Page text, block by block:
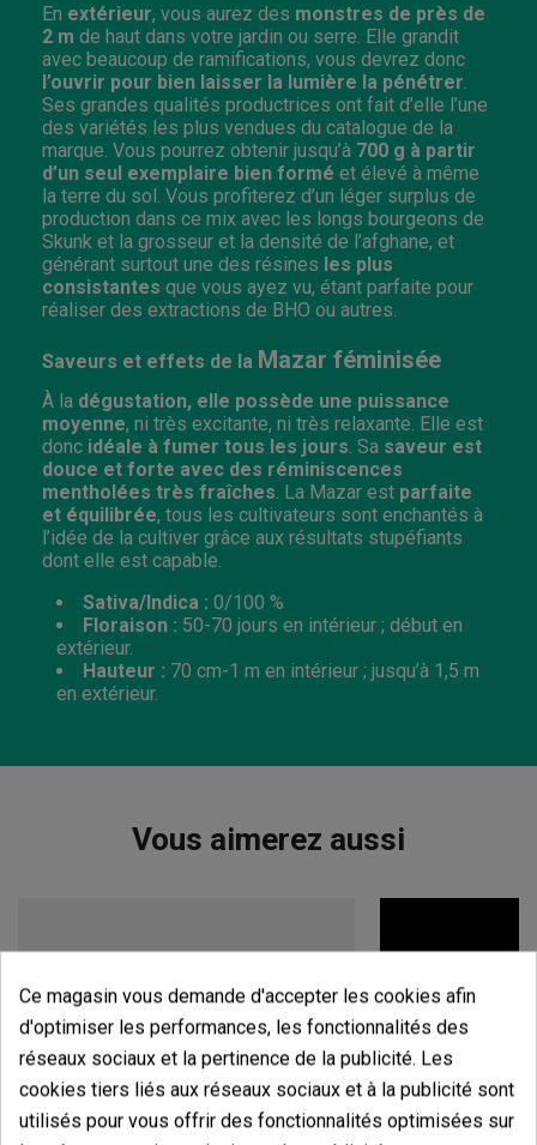
En extérieur, vous aurez des monstres de près de
2 m de haut dans votre jardin ou serre. Elle grandit
avec beaucoup de ramifications, vous devrez donc
l’ouvrir pour bien laisser la lumière la pénétrer.
Ses grandes qualités productrices ont fait d’elle l’une
des variétés les plus vendues du catalogue de la
marque. Vous pourrez obtenir jusqu’à 700 g à partir
d’un seul exemplaire bien formé et élevé à même
la terre du sol. Vous profiterez d’un léger surplus de
production dans ce mix avec les longs bourgeons de
Skunk et la grosseur et la densité de l’afghane, et
générant surtout une des résines les plus
consistantes que vous ayez vu, étant parfaite pour
réaliser des extractions de BHO ou autres.
Saveurs et effets de la Mazar féminisée
À la dégustation, elle possède une puissance
moyenne, ni très excitante, ni très relaxante. Elle est
donc idéale à fumer tous les jours. Sa saveur est
douce et forte avec des réminiscences
mentholées très fraîches. La Mazar est parfaite
et équilibrée, tous les cultivateurs sont enchantés à
l’idée de la cultiver grâce aux résultats stupéfiants
dont elle est capable.
Sativa/Indica : 0/100 %
Floraison : 50-70 jours en intérieur ; début en
extérieur.
Hauteur : 70 cm-1 m en intérieur ; jusqu’à 1,5 m
en extérieur.
Vous aimerez aussi
Ce magasin vous demande d'accepter les cookies afin
d'optimiser les performances, les fonctionnalités des
réseaux sociaux et la pertinence de la publicité. Les
cookies tiers liés aux réseaux sociaux et à la publicité sont
utilisés pour vous offrir des fonctionnalités optimisées sur